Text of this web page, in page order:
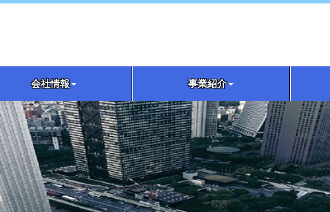
会社情報 事業紹介